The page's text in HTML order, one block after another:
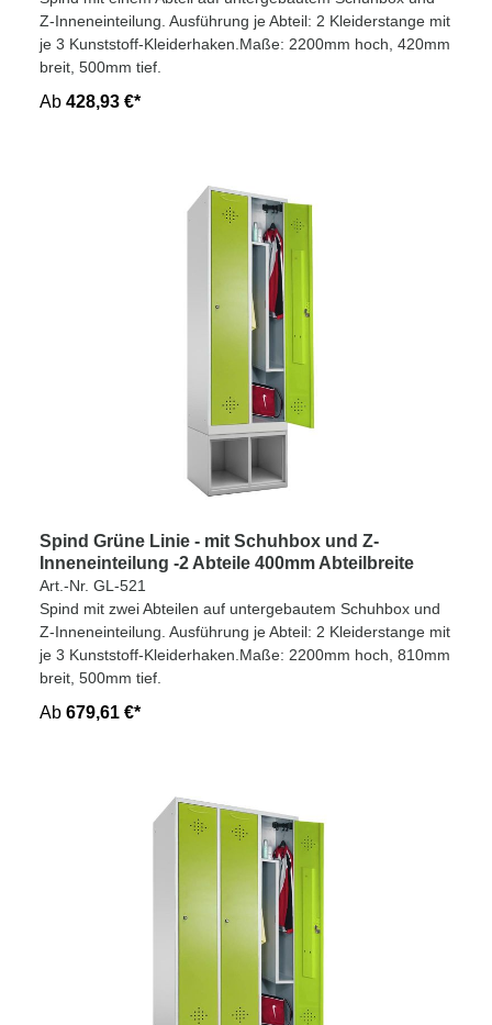
Z-Inneneinteilung. Ausführung je Abteil: 2 Kleiderstange mit
je 3 Kunststoff-Kleiderhaken.Maße: 2200mm hoch, 420mm
breit, 500mm tief.
Ab 428,93 €*
Spind Grüne Linie - mit Schuhbox und Z-
Inneneinteilung -2 Abteile 400mm Abteilbreite
Art.-Nr. GL-521
Spind mit zwei Abteilen auf untergebautem Schuhbox und
Z-Inneneinteilung. Ausführung je Abteil: 2 Kleiderstange mit
je 3 Kunststoff-Kleiderhaken.Maße: 2200mm hoch, 810mm
breit, 500mm tief.
Ab 679,61 €*